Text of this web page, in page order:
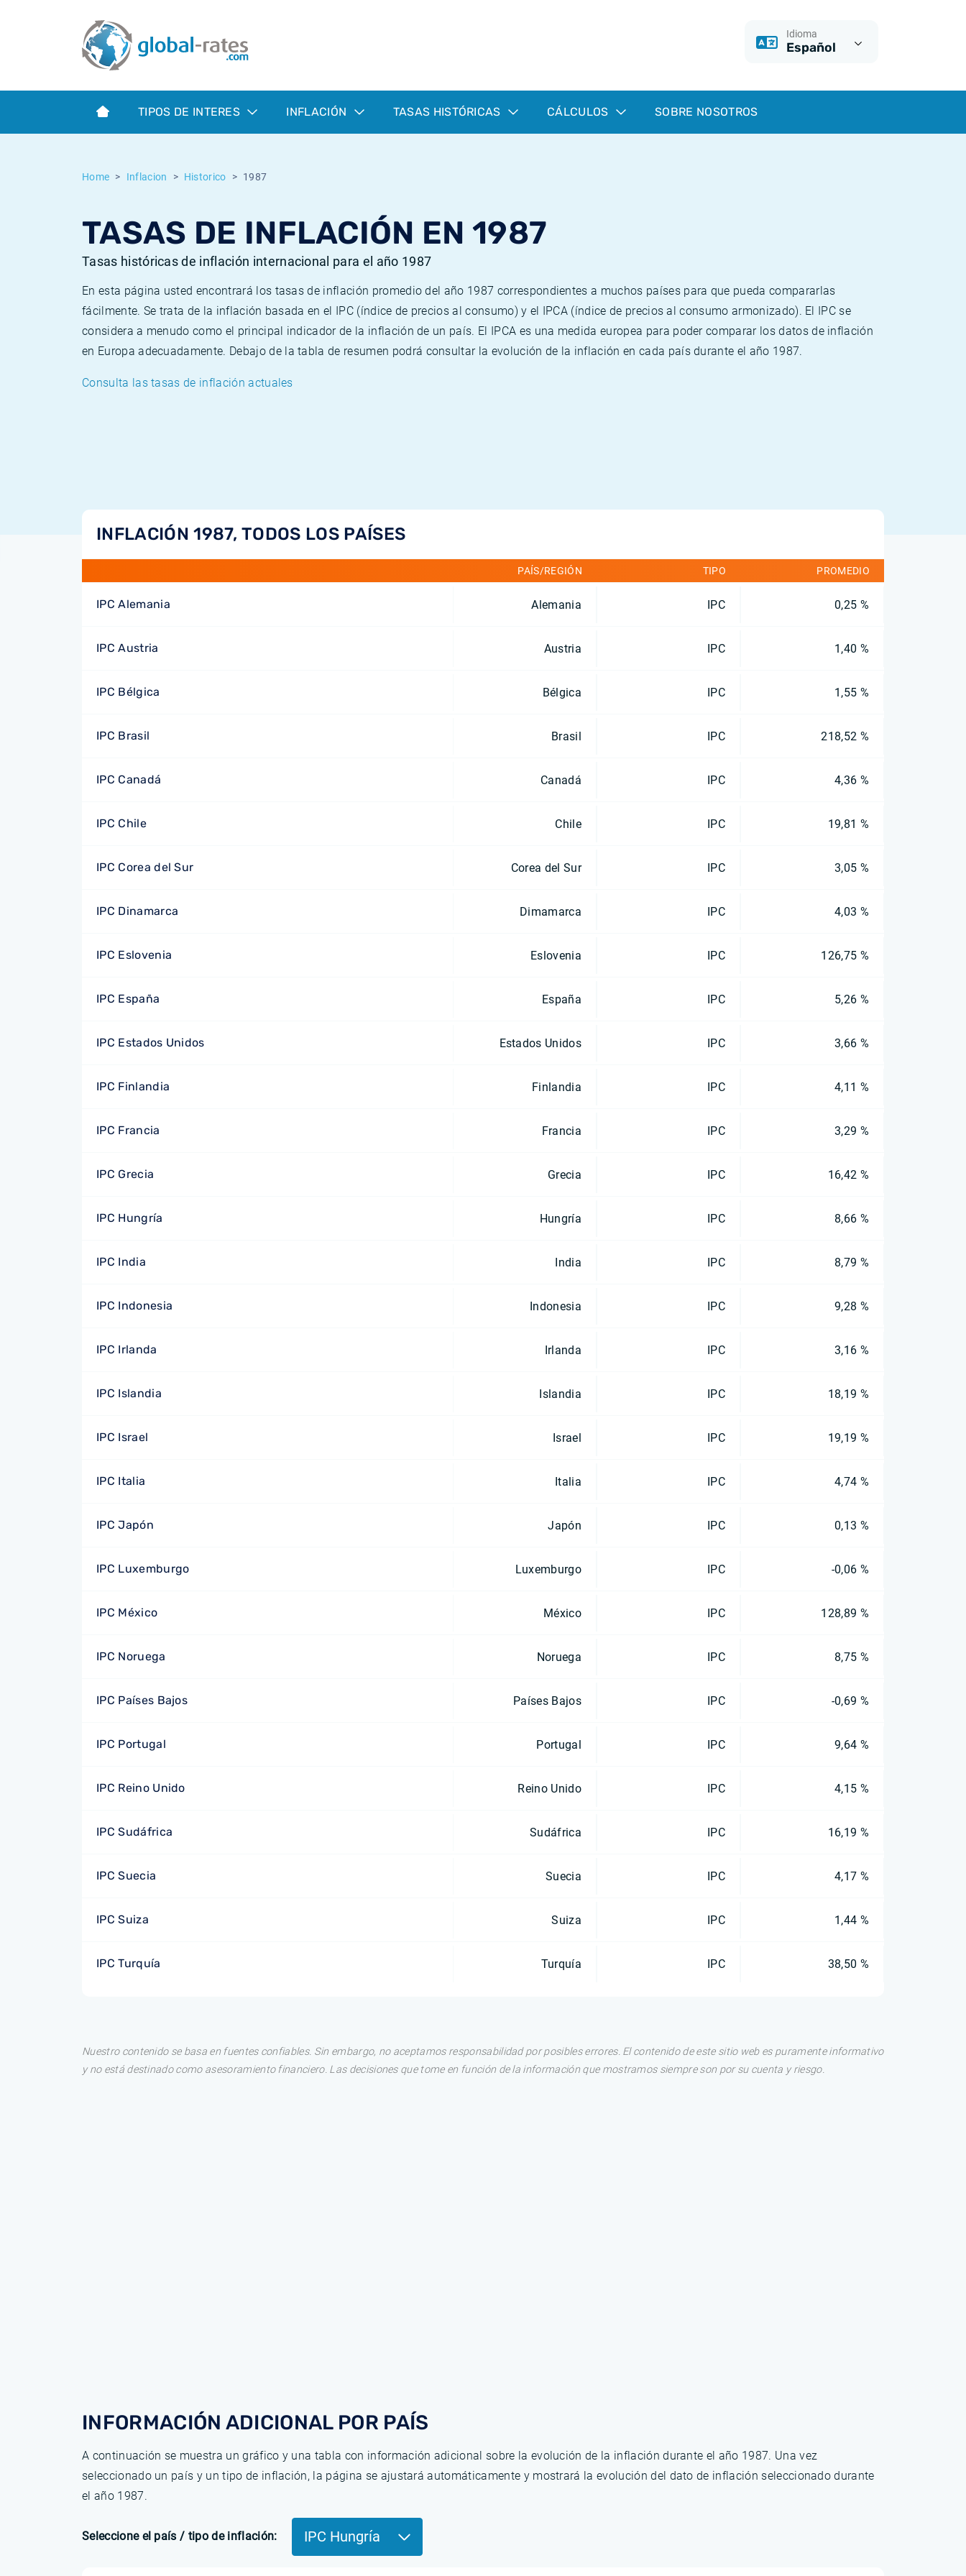
Idioma
Español
TIPOS DE INTERES INFLACIÓN TASAS HISTÓRICAS CÁLCULOS SOBRE NOSOTROS
Home Inflacion Historico 1987
TASAS DE INFLACIÓN EN 1987
Tasas históricas de inflación internacional para el año 1987
En esta página usted encontrará los tasas de inflación promedio del año 1987 correspondientes a muchos países para que pueda compararlas
fácilmente. Se trata de la inflación basada en el IPC (índice de precios al consumo) y el IPCA (índice de precios al consumo armonizado). El IPC se
considera a menudo como el principal indicador de la inflación de un país. El IPCA es una medida europea para poder comparar los datos de inflación
en Europa adecuadamente. Debajo de la tabla de resumen podrá consultar la evolución de la inflación en cada país durante el año 1987.
Consulta las tasas de inflación actuales
INFLACIÓN 1987, TODOS LOS PAÍSES
PAÍS/REGIÓN TIPO PROMEDIO
IPC Alemania Alemania IPC 0,25 %
IPC Austria Austria IPC 1,40 %
IPC Bélgica Bélgica IPC 1,55 %
IPC Brasil Brasil IPC 218,52 %
IPC Canadá Canadá IPC 4,36 %
IPC Chile Chile IPC 19,81 %
IPC Corea del Sur Corea del Sur IPC 3,05 %
IPC Dinamarca Dimamarca IPC 4,03 %
IPC Eslovenia Eslovenia IPC 126,75 %
IPC España España IPC 5,26 %
IPC Estados Unidos Estados Unidos IPC 3,66 %
IPC Finlandia Finlandia IPC 4,11 %
IPC Francia Francia IPC 3,29 %
IPC Grecia Grecia IPC 16,42 %
IPC Hungría Hungría IPC 8,66 %
IPC India India IPC 8,79 %
IPC Indonesia Indonesia IPC 9,28 %
IPC Irlanda Irlanda IPC 3,16 %
IPC Islandia Islandia IPC 18,19 %
IPC Israel Israel IPC 19,19 %
IPC Italia Italia IPC 4,74 %
IPC Japón Japón IPC 0,13 %
IPC Luxemburgo Luxemburgo IPC -0,06 %
IPC México México IPC 128,89 %
IPC Noruega Noruega IPC 8,75 %
IPC Países Bajos Países Bajos IPC -0,69 %
IPC Portugal Portugal IPC 9,64 %
IPC Reino Unido Reino Unido IPC 4,15 %
IPC Sudáfrica Sudáfrica IPC 16,19 %
IPC Suecia Suecia IPC 4,17 %
IPC Suiza Suiza IPC 1,44 %
IPC Turquía Turquía IPC 38,50 %
Nuestro contenido se basa en fuentes confiables. Sin embargo, no aceptamos responsabilidad por posibles errores. El contenido de este sitio web es puramente informativo
y no está destinado como asesoramiento financiero. Las decisiones que tome en función de la información que mostramos siempre son por su cuenta y riesgo.
INFORMACIÓN ADICIONAL POR PAÍS
A continuación se muestra un gráfico y una tabla con información adicional sobre la evolución de la inflación durante el año 1987. Una vez
seleccionado un país y un tipo de inflación, la página se ajustará automáticamente y mostrará la evolución del dato de inflación seleccionado durante
el año 1987.
Seleccione el país / tipo de inflación: IPC Hungría
Term SOFR
¿Qué es la inflación IPC?
¿Qué es la inflación IPCA?
Inflación Mexicano - IPC
Euribor - histórico
ESTER - histórico
Calculadora de inflación